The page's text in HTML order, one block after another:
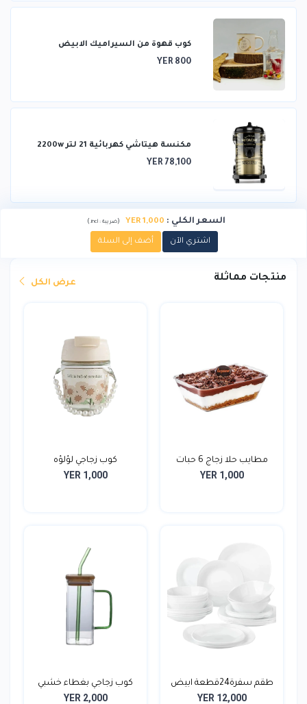
كوب قهوة من السيراميك الابيض
YER 800
مكنسة هيتاشي كهربائية 21 لتر 2200w
YER 78,100
السعر الكلي :
YER 1,000
(ضريبة : incl.
)
اشتري الآن أضف إلى السلة
منتجات مماثلة عرض الكل
مطايب حلا زجاج 6 حبات
YER 1,000
كوب زجاجي لؤلؤه
YER 1,000
طقم سفرة24قطعة ابيض
YER 12,000
كوب زجاجي بغطاء خشبي
YER 2,000